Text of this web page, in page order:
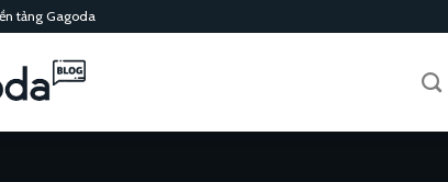
tảng Gagoda